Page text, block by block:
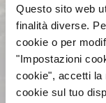
Questo sito web
finalità diverse.
cookie o per
"Impostazioni
cookie", accetti la
cookie sul tuo